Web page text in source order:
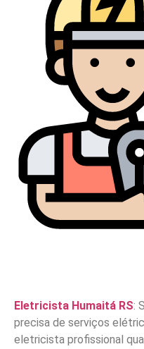
Eletricista Humaitá RS:
precisa de serviços
eletricista profissional